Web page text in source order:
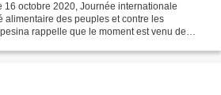
16 octobre 2020, Journée internationale
alimentaire des peuples et contre les
rappelle que le moment est venu de